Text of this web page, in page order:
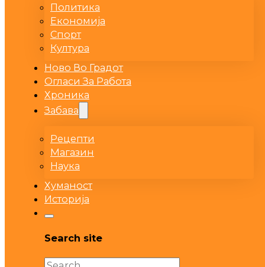
Политика
Економија
Спорт
Култура
Ново Во Градот
Огласи За Работа
Хроника
Забава
Рецепти
Магазин
Наука
Хуманост
Историја
Search site
Search